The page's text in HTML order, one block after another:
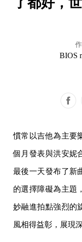
BIOS
慣常以吉他為主要
個月發表與洪安妮
最後一天發布了新
的選擇障礙為主題
妙融進拍點強烈的
風相得益彰，展現